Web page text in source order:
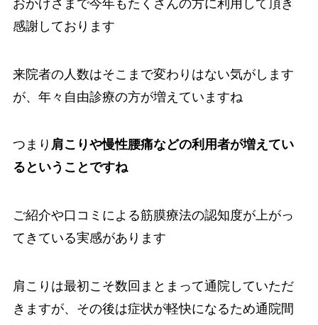
おかげさまで今年もたくさんの方に利用して頂き
感謝しております
来院者の人数はそこまで変わりはない気がします
が、年々自由診療の方が増えていますね
つまり 肩こりや慢性腰痛などの利用者が増えてい
るということですね
ご紹介や口コミによる筋膜療法の認知度が上がっ
てきている実感があります
肩こりは最初こそ数回まとまって通院していただ
きますが、その後は症状が軽快になるため通院間